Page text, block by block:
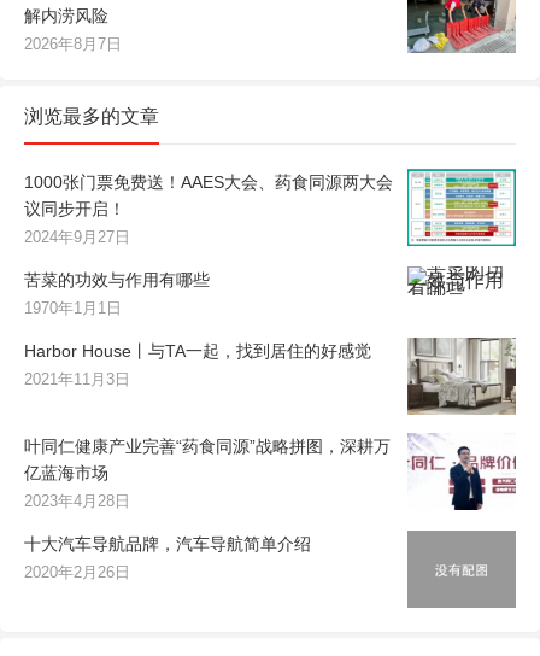
解内涝风险
2026年8月7日
浏览最多的文章
1000张门票免费送！AAES大会、药食同源两大会
议同步开启！
2024年9月27日
苦菜的功效与作用有哪些
1970年1月1日
Harbor House丨与TA一起，找到居住的好感觉
2021年11月3日
叶同仁健康产业完善“药食同源”战略拼图，深耕万
亿蓝海市场
2023年4月28日
十大汽车导航品牌，汽车导航简单介绍
2020年2月26日